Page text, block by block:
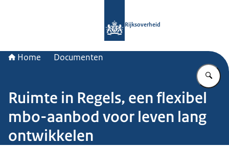
Rijksoverheid
Home Documenten
Ruimte in Regels, een flexibel
mbo-aanbod voor leven lang
ontwikkelen